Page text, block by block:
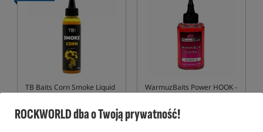
ROCKWORLD dba o Twoją prywatność!
TB Baits Corn Smoke Liquid
45,99
WarmuzBaits Power HOOK -
Punkt G
49,00